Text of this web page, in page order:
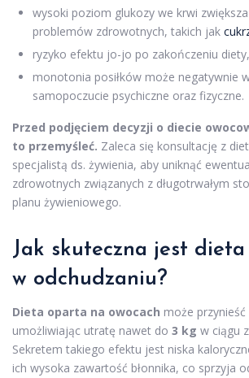
wysoki poziom glukozy we krwi
problemów zdrowotnych, takich jak
ryzyko efektu jo-jo po zakończeniu diety,
monotonia posiłków może negatywnie
samopoczucie psychiczne oraz fizyczne.
Przed podjęciem decyzji o diecie
to przemyśleć. Zaleca się konsultację z
specjalistą ds. żywienia, aby uniknąć
zdrowotnych związanych z długotrwałym
planu żywieniowego.
Jak skuteczna jest dieta
w odchudzaniu?
Dieta oparta na owocach może
umożliwiając utratę nawet do 3 kg w ciągu
Sekretem takiego efektu jest niska
ich wysoka zawartość błonnika, co sprzyja